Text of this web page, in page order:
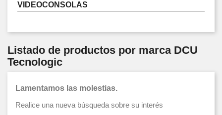
VIDEOCONSOLAS
Listado de productos por marca DCU
Tecnologic
Lamentamos las molestias.
Realice una nueva búsqueda sobre su interés